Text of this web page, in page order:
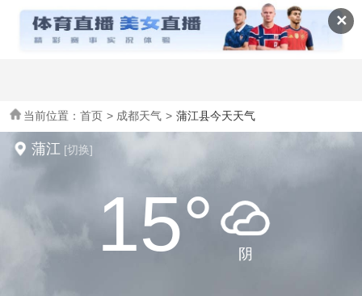
✕
全国天气
当前位置： 首页 > 成都天气 > 蒲江县今天天气
蒲江 [切换]
15° 阴